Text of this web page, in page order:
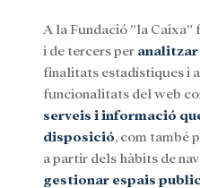
Menu
SocialInvestigació i beques
A la Fundació ”la
i de tercers per analitzar
finalitats estadístiques i
funcionalitats del web
serveis i informació
disposició, com també
a partir dels hàbits de
gestionar espais